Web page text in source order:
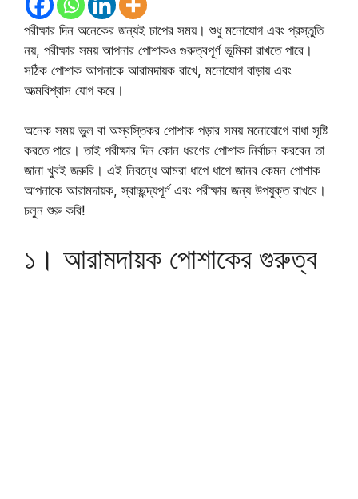
পরীক্ষার দিন অনেকের জন্যই চাপের সময়। শুধু মনোযোগ এবং প্রস্তুতি
নয়, পরীক্ষার সময় আপনার পোশাকও গুরুত্বপূর্ণ ভূমিকা রাখতে পারে।
সঠিক পোশাক আপনাকে আরামদায়ক রাখে, মনোযোগ বাড়ায় এবং
আত্মবিশ্বাস যোগ করে।
অনেক সময় ভুল বা অস্বস্তিকর পোশাক পড়ার সময় মনোযোগে বাধা সৃষ্টি
করতে পারে। তাই পরীক্ষার দিন কোন ধরণের পোশাক নির্বাচন করবেন তা
জানা খুবই জরুরি। এই নিবন্ধে আমরা ধাপে ধাপে জানব কেমন পোশাক
আপনাকে আরামদায়ক, স্বাচ্ছন্দ্যপূর্ণ এবং পরীক্ষার জন্য উপযুক্ত রাখবে।
চলুন শুরু করি!
১। আরামদায়ক পোশাকের গুরুত্ব